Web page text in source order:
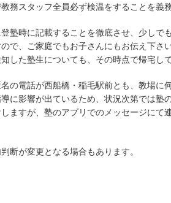
務スタッフ全員必ず検温をすることを義
塾時に記載することを徹底させ、少しで
で、ご家庭でもお子さんにもお伝え下さ
した塾生についても、その時点で帰宅し
の電話が西船橋・稲毛駅前とも、教場に
に影響が出ているため、状況次第では塾
ますが、塾のアプリでのメッセージにて
断が変更となる場合もあります。